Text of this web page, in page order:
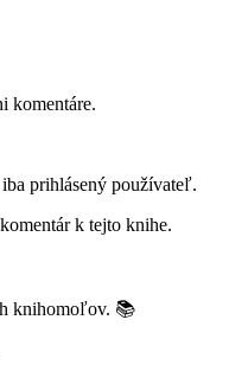
komentáre.
prihlásený používateľ.
k tejto knihe.
knihomoľov. 📚